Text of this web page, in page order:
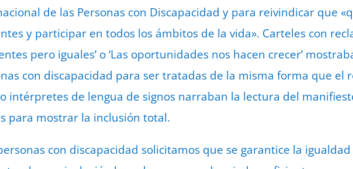
de las Personas con Discapacidad y para reivindicar que
y participar en todos los ámbitos de la vida». Carteles con
pero iguales’ o ‘Las oportunidades nos hacen crecer’
con discapacidad para ser tratadas de la misma forma que el
intérpretes de lengua de signos narraban la lectura del
para mostrar la inclusión total.
con discapacidad solicitamos que se garantice la